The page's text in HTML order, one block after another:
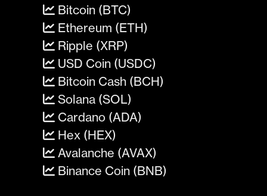
Bitcoin (BTC)
Ethereum (ETH)
Ripple (XRP)
USD Coin (USDC)
Bitcoin Cash (BCH)
Solana (SOL)
Cardano (ADA)
Hex (HEX)
Avalanche (AVAX)
Binance Coin (BNB)